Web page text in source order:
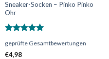
Sneaker-Socken – Pinko Pinko
Ohr
mit5.00
von 5
geprüfte Gesamtbewertungen
€4,98